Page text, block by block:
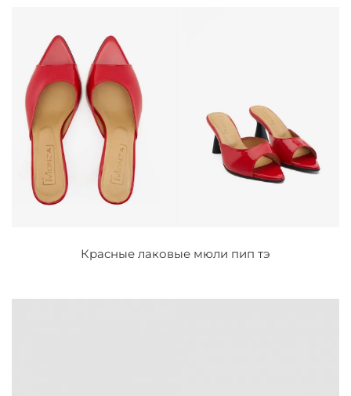
Красные лаковые мюли пип тэ